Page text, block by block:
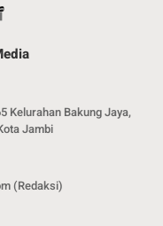
Kelurahan Bakung Jaya,
Jambi
(Redaksi)